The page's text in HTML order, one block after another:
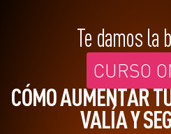
Te damos la
CURSO
CÓMO AUMENTAR
VALÍA Y